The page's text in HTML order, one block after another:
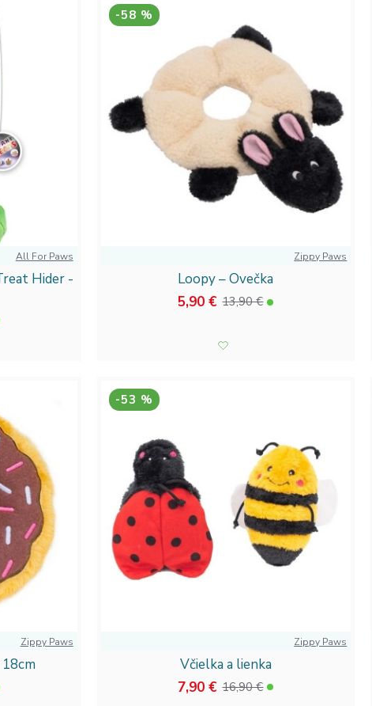
All For Paws
Hider -
-58 %
Zippy Paws
Loopy – Ovečka
5,90 € 13,90 €
Zippy Paws
-53 %
Zippy Paws
Včielka a lienka
7,90 € 16,90 €